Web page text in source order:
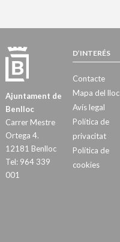
Ajuntament de
Benlloc
Carrer Mestre
Ortega 4.
12181 Benlloc
Tel: 964 339
001
D’INTERÉS
Contacte
Mapa del lloc
Avís legal
Política de
privacitat
Política de
cookies